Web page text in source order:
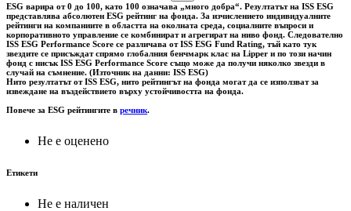
ESG варира от 0 до 100, като 100 означава „много добра“. Резултатът на ISS ESG
представлява абсолютен ESG рейтинг на фонда. За изчислението индивидуалните
рейтинги на компаниите в областта на околната среда, социалните въпроси и
корпоративното управление се комбинират и агрегират на ниво фонд. Следователно
ISS ESG Performance Score се различава от ISS ESG Fund Rating, тъй като тук
звездите се присъждат спрямо глобалния бенчмарк клас на Lipper и по този начин
фонд с нисък ISS ESG Performance Score също може да получи няколко звезди в
случай на съмнение. (Източник на данни: ISS ESG)
Нито резултатът от ISS ESG, нито рейтингът на фонда могат да се използват за
извеждане на въздействието върху устойчивостта на фонда.
Повече за ESG рейтингите в речник.
Не е оценено
Етикети
Не е наличен